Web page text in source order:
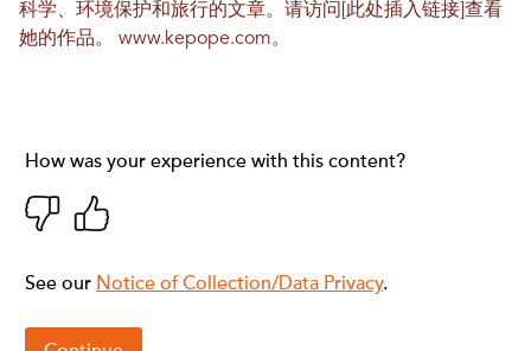
科学、环境保护和旅行的文章。请访问[此处插入链接]查看
她的作品。 www.kepope.com。